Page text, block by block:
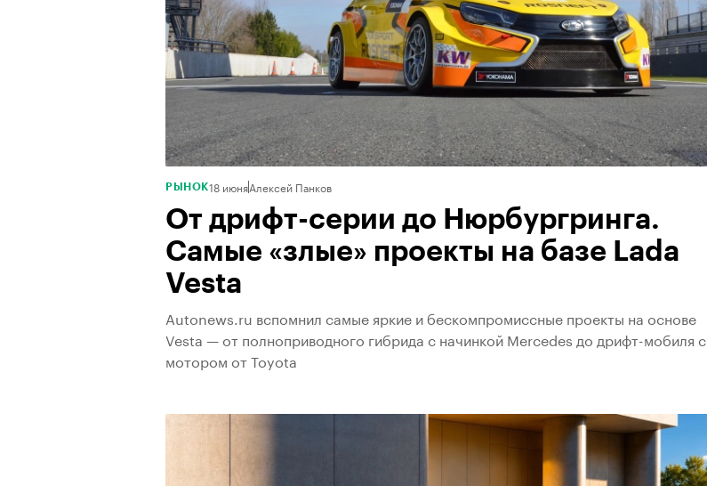
РЫНОК18 июняАлексей Панков
От дрифт-серии до Нюрбургринга.
Самые «злые» проекты на базе Lada
Vestа
Autonews.ru вспомнил самые яркие и бескомпромиссные проекты на основе
Vesta — от полноприводного гибрида с начинкой Mercedes до дрифт-мобиля с
мотором от Toyota